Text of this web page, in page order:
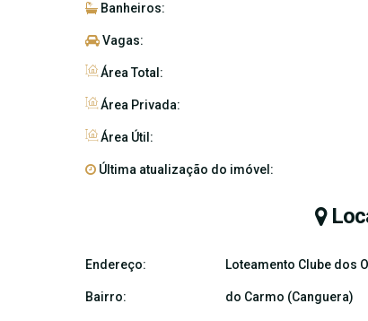
Banheiros:
Vagas:
Área Total:
Área Privada:
Área Útil:
Última atualização do imóvel:
Endereço: Loteamento Clube dos
Bairro: do Carmo (Canguera)